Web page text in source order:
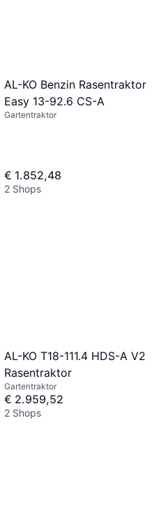
AL-KO Benzin Rasentraktor
Easy 13-92.6 CS-A
Gartentraktor
€ 1.852,48
2 Shops
AL-KO T18-111.4 HDS-A V2
Rasentraktor
Gartentraktor
€ 2.959,52
2 Shops